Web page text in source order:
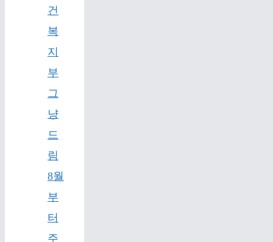
건
복
지
부
그
냥
드
림
8월
부
터
주